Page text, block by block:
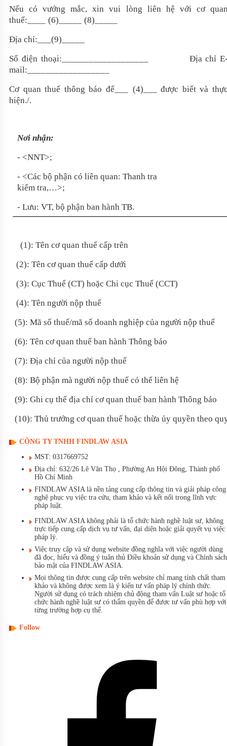
Nếu có vướng mắc, xin vui lòng liên hệ với cơ
thuế:
(6)___
(8)_____
Địa chỉ:___(9)_____
Số điện thoại:___________________ Địa chỉ
mail:__________________
Cơ quan thuế thông báo để_
(4)_
được biết và
hiện./.
Nơi nhận:
- <NNT>;
- <Các bộ phận có liên quan: Thanh tra
kiểm tra,…>;
- Lưu: VT, bộ phận ban hành TB.
(1): Tên cơ quan thuế cấp trên
(2): Tên cơ quan thuế cấp dưới
(3): Cục Thuế (CT) hoặc Chi cục Thuế (CCT)
(4): Tên người nộp thuế
(5): Mã số thuế/mã số doanh nghiệp của người nộp thuế
(6): Tên cơ quan thuế ban hành Thông báo
(7): Địa chỉ của người nộp thuế
(8): Bộ phận mà người nộp thuế có thể liên hệ
(9): Ghi cụ thể địa chỉ cơ quan thuế ban hành Thông báo
(10): Thủ trưởng cơ quan thuế hoặc thừa ủy quyền theo
CÔNG TY TNHH FINDLAW ASIA
MST: 0317669752
Địa chỉ: 632/26 Lê Văn Thọ , Phường An Hội Đông, Thành phố
Hồ Chí Minh
FINDLAW ASIA là nền tảng cung cấp thông tin và giải pháp công
nghệ phục vụ việc tra cứu, tham khảo và kết nối trong lĩnh vực
pháp luật.
FINDLAW ASIA không phải là tổ chức hành nghề luật sư, không
trực tiếp cung cấp dịch vụ tư vấn, đại diện hoặc giải quyết vụ việc
pháp lý.
Việc truy cập và sử dụng website đồng nghĩa với việc người dùng
đã đọc, hiểu và đồng ý tuân thủ Điều khoản sử dụng và Chính sách
bảo mật của FINDLAW ASIA.
Mọi thông tin được cung cấp trên website chỉ mang tính chất tham
khảo và không được xem là ý kiến tư vấn pháp lý chính thức.
Người sử dụng có trách nhiệm chủ động tham vấn Luật sư hoặc tổ
chức hành nghề luật sư có thẩm quyền để được tư vấn phù hợp với
từng trường hợp cụ thể.
Follow